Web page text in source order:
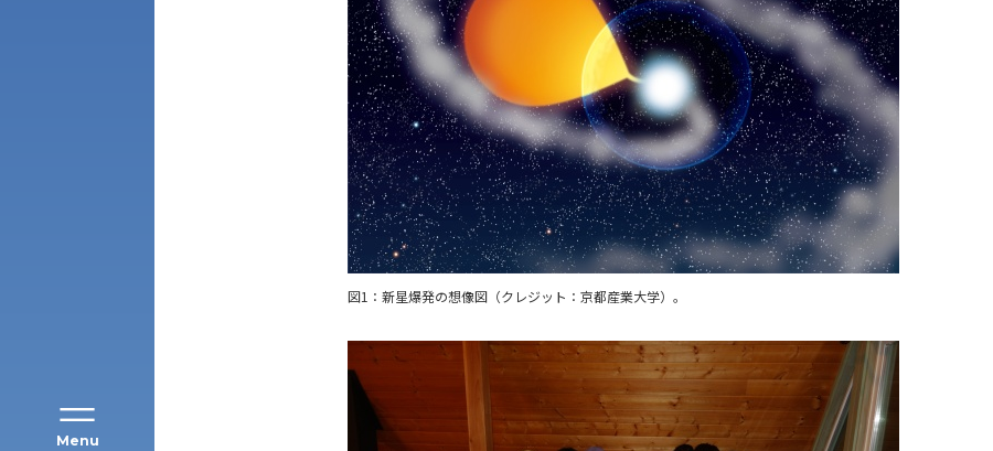
Menu
アクセス 資料請求 お問い合わせ
図1：新星爆発の想像図（クレジット：京都産業大学）。